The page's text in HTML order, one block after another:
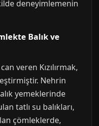
deneyimlemenin
Balık ve
veren Kızılırmak,
Nehrin
yemeklerinde
tatlı su balıkları,
çömleklerde,